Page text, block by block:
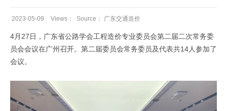
2023-05-09 Views： Source： 广东交通造价
4月27日，广东省公路学会工程造价专业委员会第二届二次常务委
员会会议在广州召开。第二届委员会常务委员及代表共14人参加了
会议。